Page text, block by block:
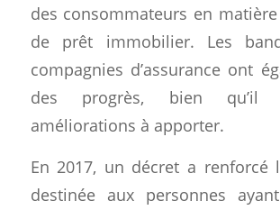
des consommateurs en matière
de prêt immobilier. Les
compagnies d’assurance ont
des progrès, bien qu’il
améliorations à apporter.
En 2017, un décret a renforcé
destinée aux personnes